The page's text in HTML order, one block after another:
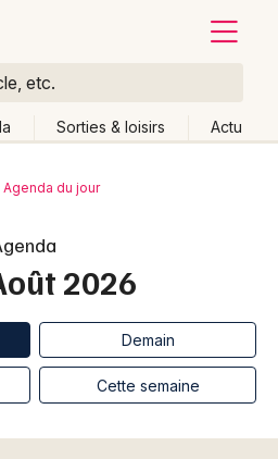
etc.
Sorties & loisirs Actu
Agenda du jour
2026
Demain
Cette semaine
Changer de lieu
Effacer les dates
Ce week-end Autre